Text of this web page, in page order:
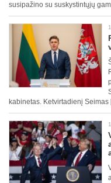
susipažino su suskystintųjų
kabinetas. Ketvirtadienį